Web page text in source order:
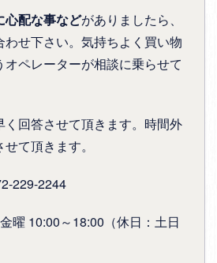
心配な事などがありましたら、
せ下さい。気持ちよく買い物
オペレーターが相談に乗らせて
く回答させて頂きます。時間外
て頂きます。
229-2244
曜 10:00～18:00（休日：土日